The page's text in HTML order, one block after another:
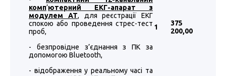
комп’ютерний ЕКГ-апарат з
модулем АТ, для реєстрації ЕКГ
спокою або проведення стрес-тест
проб,
- безпровідне з’єднання з ПК за
допомогою Bluetooth,
- відображення у реальному часі та
1
375
200,00